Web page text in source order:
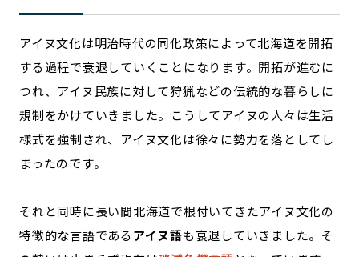
アイヌ文化は明治時代の同化政策によって北海道を開拓
する過程で衰退していくことになります。開拓が進むに
つれ、アイヌ民族に対して狩猟などの伝統的な暮らしに
規制をかけていきました。こうしてアイヌの人々は生活
様式を強制され、アイヌ文化は徐々に勢力を落としてし
まったのです。
それと同時に長い間北海道で根付いてきたアイヌ文化の
特徴的な言語であるアイヌ語も衰退していきました。そ